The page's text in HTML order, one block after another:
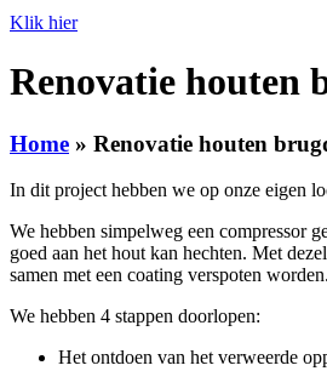
Klik hier
Renovatie houten
Home » Renovatie houten
In dit project hebben we op onze eigen
We hebben simpelweg een compressor
goed aan het hout kan hechten. Met
samen met een coating verspoten worden.
We hebben 4 stappen doorlopen:
Het ontdoen van het verweerde